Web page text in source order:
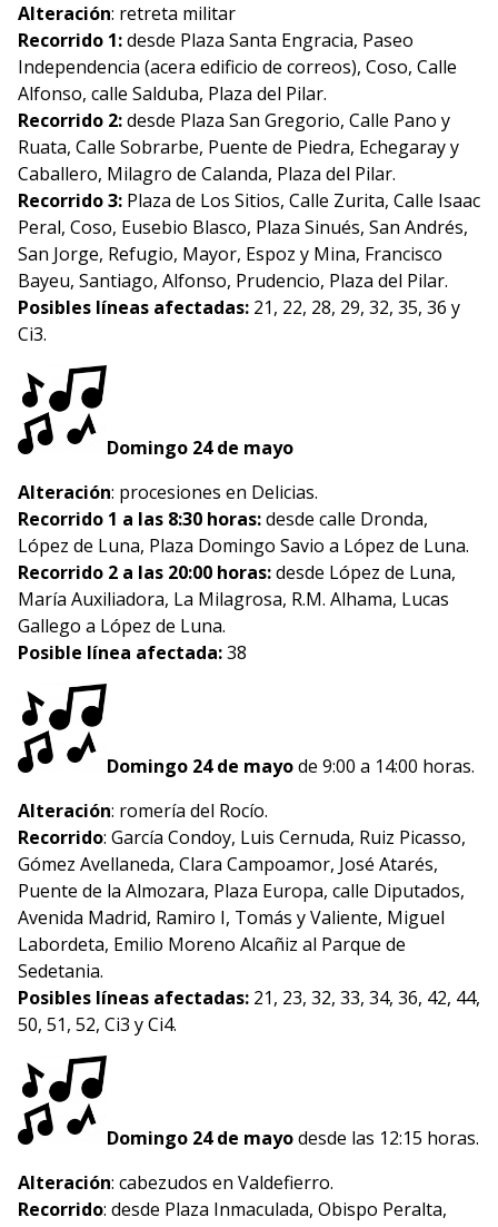
Alteración: retreta militar
Recorrido 1:desde Plaza Santa Engracia, Paseo
Independencia (acera edificio de correos), Coso, Calle
Alfonso, calle Salduba, Plaza del Pilar.
Recorrido 2:desde Plaza San Gregorio, Calle Pano y
Ruata, Calle Sobrarbe, Puente de Piedra, Echegaray y
Caballero, Milagro de Calanda, Plaza del Pilar.
Recorrido 3: Plaza de Los Sitios, Calle Zurita, Calle Isaac
Peral, Coso, Eusebio Blasco, Plaza Sinués, San Andrés,
San Jorge, Refugio, Mayor, Espoz y Mina, Francisco
Bayeu, Santiago, Alfonso, Prudencio, Plaza del Pilar.
Posibles líneas afectadas: 21, 22, 28, 29, 32, 35, 36 y
Ci3.
Domingo 24 de mayo
Alteración: procesiones en Delicias.
Recorrido 1 a las 8:30 horas:desde calle Dronda,
López de Luna, Plaza Domingo Savio a López de Luna.
Recorrido 2 a las 20:00 horas:desde López de Luna,
María Auxiliadora, La Milagrosa, R.M. Alhama, Lucas
Gallego a López de Luna.
Posible línea afectada:38
Domingo 24 de mayode 9:00 a 14:00 horas.
Alteración: romería del Rocío.
Recorrido: García Condoy, Luis Cernuda, Ruiz Picasso,
Gómez Avellaneda, Clara Campoamor, José Atarés,
Puente de la Almozara, Plaza Europa, calle Diputados,
Avenida Madrid, Ramiro I, Tomás y Valiente, Miguel
Labordeta, Emilio Moreno Alcañiz al Parque de
Sedetania.
Posibles líneas afectadas: 21, 23, 32, 33, 34, 36, 42, 44,
50, 51, 52, Ci3 y Ci4.
Domingo 24 de mayodesde las 12:15 horas.
Alteración: cabezudos en Valdefierro.
Recorrido: desde Plaza Inmaculada, Obispo Peralta,